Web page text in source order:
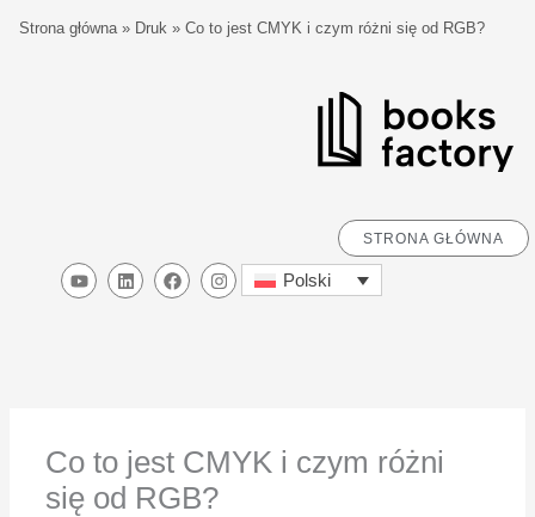
Strona główna» Druk » Co to jest CMYK i czym różni się od RGB?
STRONA GŁÓWNA
Y
o
L
i
F
a
I
n
Polski
Co to jest CMYK i czym różni
się od RGB?